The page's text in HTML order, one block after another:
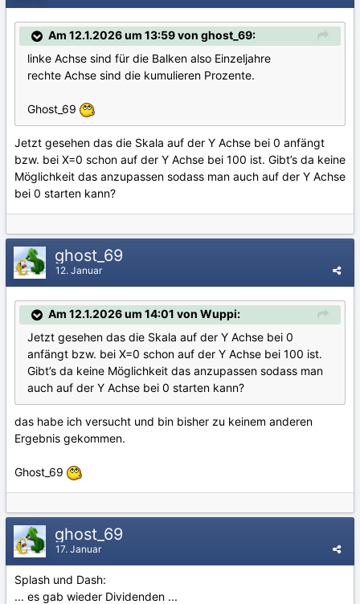
Am 12.1.2026 um 13:59 von ghost_69:
linke Achse sind für die Balken also Einzeljahre
rechte Achse sind die kumulieren Prozente.
Ghost_69
Jetzt gesehen das die Skala auf der Y Achse bei 0 anfängt
bzw. bei X=0 schon auf der Y Achse bei 100 ist. Gibt’s da keine
Möglichkeit das anzupassen sodass man auch auf der Y Achse
bei 0 starten kann?
ghost_69
12. Januar
Am 12.1.2026 um 14:01 von Wuppi:
Jetzt gesehen das die Skala auf der Y Achse bei 0
anfängt bzw. bei X=0 schon auf der Y Achse bei 100 ist.
Gibt’s da keine Möglichkeit das anzupassen sodass man
auch auf der Y Achse bei 0 starten kann?
das habe ich versucht und bin bisher zu keinem anderen
Ergebnis gekommen.
Ghost_69
ghost_69
17. Januar
Splash und Dash:
... es gab wieder Dividenden ...